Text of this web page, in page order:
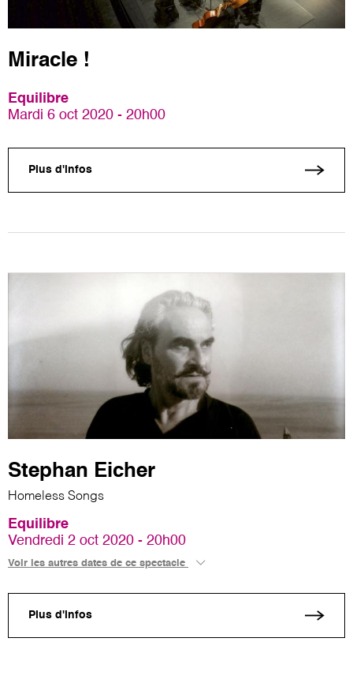
Miracle !
Equilibre
Mardi 6 oct 2020 - 20h00
Plus d'infos
Stephan Eicher
Homeless Songs
Equilibre
Vendredi 2 oct 2020 - 20h00
Voir les autres dates de ce spectacle
Plus d'infos